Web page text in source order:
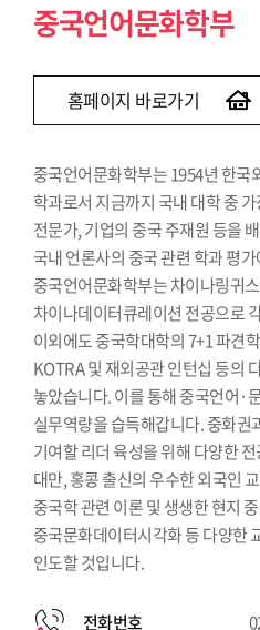
중국언어문화학부
홈페이지 바로가기
중국언어문화학부는 1954년 한국
학과로서 지금까지 국내 대학 중
전문가, 기업의 중국 주재원 등을
국내 언론사의 중국 관련 학과 평
중국언어문화학부는 차이나링귀
차이나데이터큐레이션 전공으로
이외에도 중국학대학의 7+1 파견
KOTRA 및 재외공관 인턴십 등의
놓았습니다. 이를 통해 중국언어·
실무역량을 습득해갑니다. 중화
기여할 리더 육성을 위해 다양한
대만, 홍콩 출신의 우수한 외국인
중국학 관련 이론 및 생생한 현지
중국문화데이터시각화 등 다양한
인도할 것입니다.
전화번호